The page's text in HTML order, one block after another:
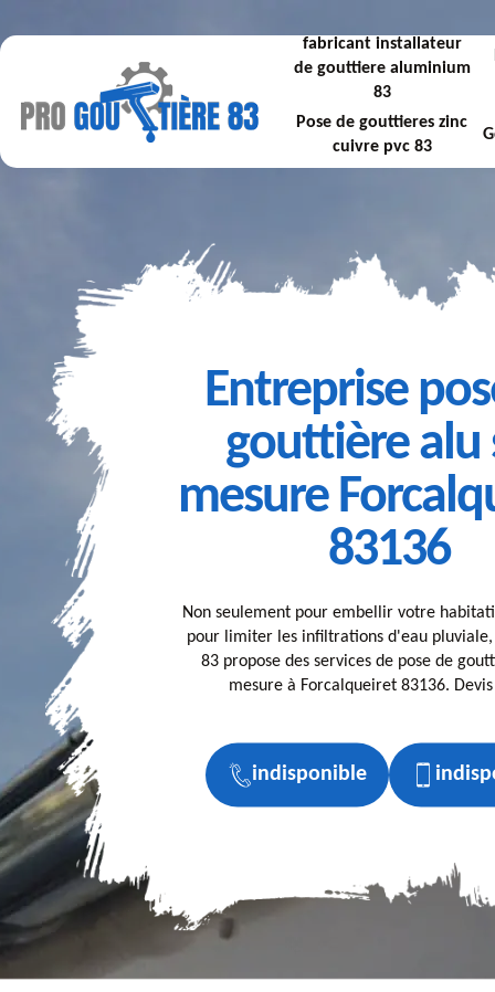
fabricant installateur
de gouttiere aluminium
83
Pose de gouttieres zinc
cuivre pvc 83
Entreprise
gouttière alu
mesure
83136
Non seulement pour embellir votre
pour limiter les infiltrations d'eau
83 propose des services de pose de
mesure à Forcalqueiret 83136.
indisponible